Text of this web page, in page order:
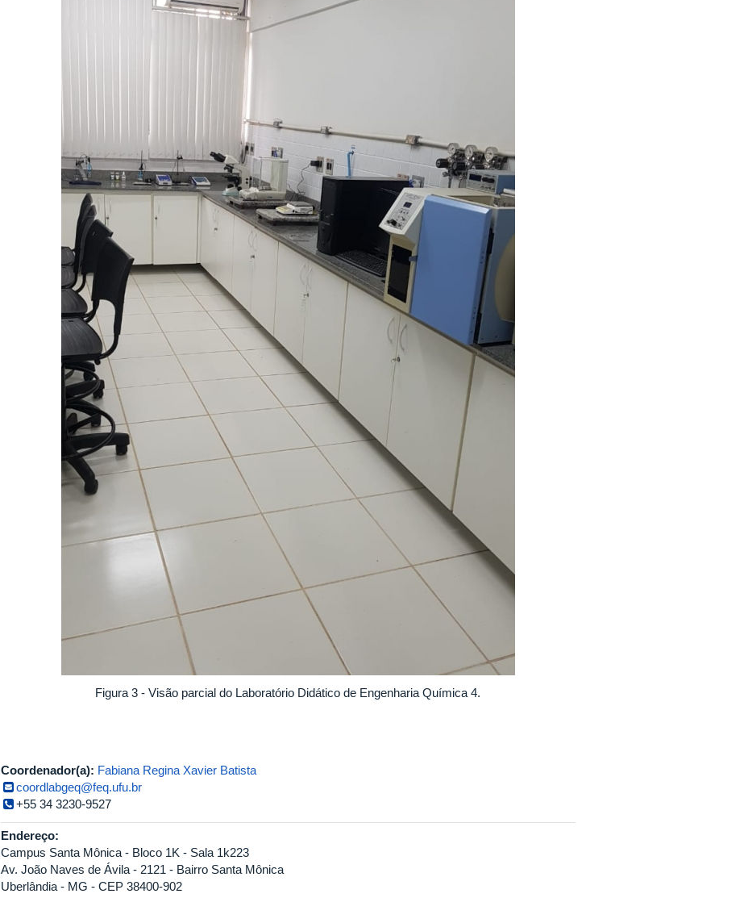
Figura 3 - Visão parcial do Laboratório Didático de Engenharia Química 4.
Coordenador(a): Fabiana Regina Xavier Batista
coordlabgeq@feq.ufu.br
+55 34 3230-9527
Endereço:
Campus Santa Mônica - Bloco 1K - Sala 1k223
Av. João Naves de Ávila - 2121 - Bairro Santa Mônica
Uberlândia - MG - CEP 38400-902